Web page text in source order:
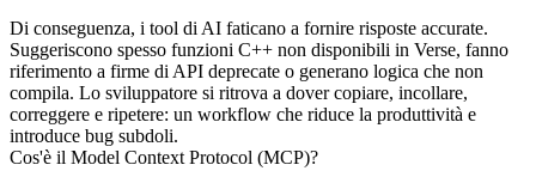
Di conseguenza, i tool di AI faticano a fornire risposte accurate.
Suggeriscono spesso funzioni C++ non disponibili in Verse, fanno
riferimento a firme di API deprecate o generano logica che non
compila. Lo sviluppatore si ritrova a dover copiare, incollare,
correggere e ripetere: un workflow che riduce la produttività e
introduce bug subdoli.
Cos'è il Model Context Protocol (MCP)?